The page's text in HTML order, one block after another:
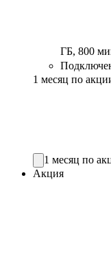
ГБ, 800
1 месяц по
1 месяц по
Акция